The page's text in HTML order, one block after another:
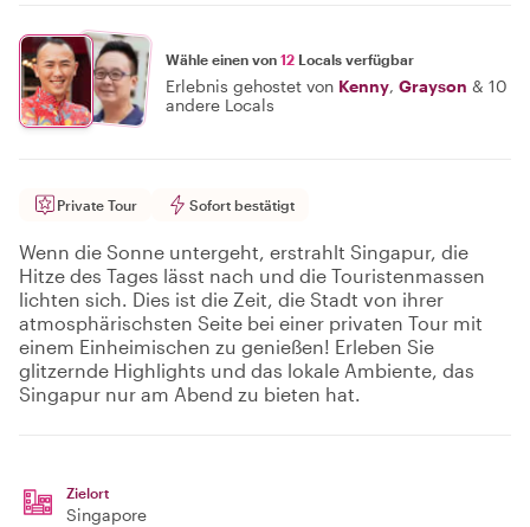
Wähle einen von 12 Locals verfügbar
Erlebnis gehostet von Kenny, Grayson & 10
andere Locals
Private Tour Sofort bestätigt
Wenn die Sonne untergeht, erstrahlt Singapur, die
Hitze des Tages lässt nach und die Touristenmassen
lichten sich. Dies ist die Zeit, die Stadt von ihrer
atmosphärischsten Seite bei einer privaten Tour mit
einem Einheimischen zu genießen! Erleben Sie
glitzernde Highlights und das lokale Ambiente, das
Singapur nur am Abend zu bieten hat.
Zielort
Singapore